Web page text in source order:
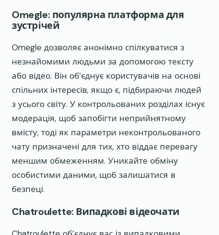
Omegle: популярна платформа для
зустрічей
Omegle дозволяє анонімно спілкуватися з
незнайомими людьми за допомогою тексту
або відео. Він об’єднує користувачів на основі
спільних інтересів, якщо є, підбираючи людей
з усього світу. У контрольованих розділах існує
модерація, щоб запобігти неприйнятному
вмісту, тоді як параметри неконтрольованого
чату призначені для тих, хто віддає перевагу
меншим обмеженням. Уникайте обміну
особистими даними, щоб залишатися в
безпеці.
Chatroulette: Випадкові відеочати